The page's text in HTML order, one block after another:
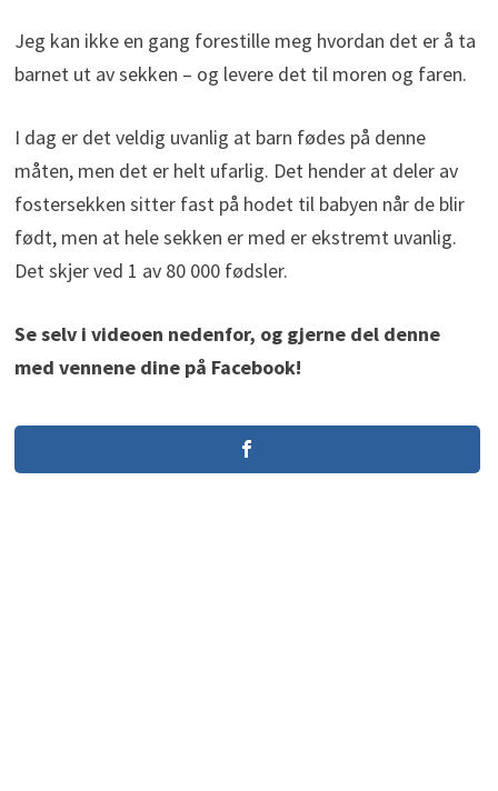
Jeg kan ikke en gang forestille meg hvordan det er å ta
barnet ut av sekken – og levere det til moren og faren.
I dag er det veldig uvanlig at barn fødes på denne
måten, men det er helt ufarlig. Det hender at deler av
fostersekken sitter fast på hodet til babyen når de blir
født, men at hele sekken er med er ekstremt uvanlig.
Det skjer ved 1 av 80 000 fødsler.
Se selv i videoen nedenfor, og gjerne del denne
med vennene dine på Facebook!